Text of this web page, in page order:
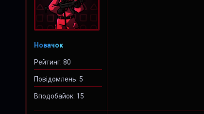
Новачок
Рейтинг: 80
Повідомлень: 5
Вподобайок: 15